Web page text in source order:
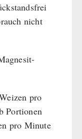
nicht
pro
Portionen
pro Minute